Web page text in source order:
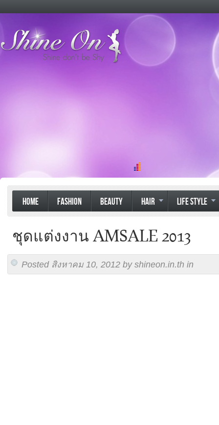
HOME FASHION BEAUTY HAIR LIFE STYLE
ชุดแต่งงาน AMSALE 2013
Posted สิงหาคม 10, 2012 by shineon.in.th in